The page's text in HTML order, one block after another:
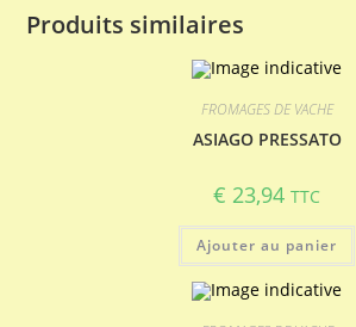
Produits similaires
FROMAGES DE VACHE
ASIAGO PRESSATO
€ 23,94 TTC
Ajouter au panier